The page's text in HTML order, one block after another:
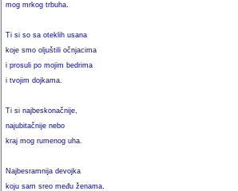
mog mrkog trbuha.
Ti si so sa oteklih usana
koje smo oljuštili očnjacima
i prosuli po mojim bedrima
i tvojim dojkama.
Ti si najbeskonačnije,
najubitačnije nebo
kraj mog rumenog uha.
Najbesramnija devojka
koju sam sreo među ženama.